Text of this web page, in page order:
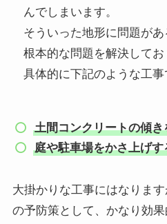
んでしまいます。
そういった地形に問題が
根本的な問題を解決してお
具体的に下記のような工事
土間コンクリートの傾
庭や駐車場をかさ上げす
大掛かりな工事にはなりま
の予防策として、かなり効果